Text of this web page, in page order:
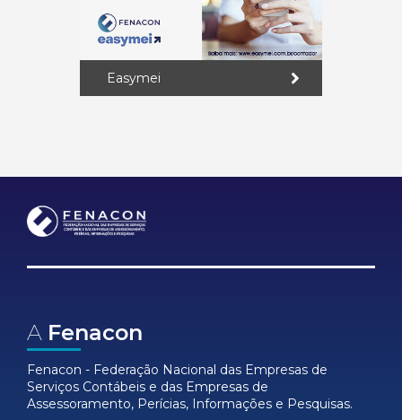
Easymei
A Fenacon
Fenacon - Federação Nacional das Empresas de
Serviços Contábeis e das Empresas de
Assessoramento, Perícias, Informações e Pesquisas.